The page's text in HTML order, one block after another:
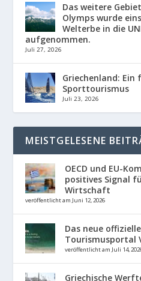
Das weitere
Olymps wurde
Welterbe in die
aufgenommen.
Juli 27, 2026
Griechenland: Ein
Sporttourismus
Juli 23, 2026
MEISTGELESENE
OECD und EU-
positives Signal
Wirtschaft
veröffentlicht am Juni 12, 2026
Das neue
Tourismusportal
veröffentlicht am Juli 14,
Griechische